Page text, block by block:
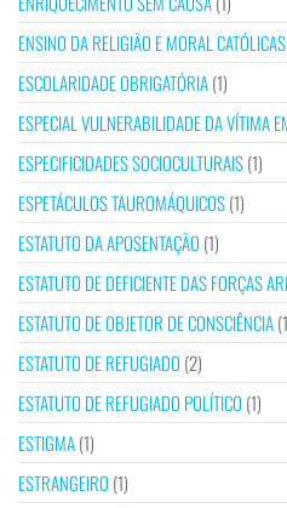
ENSINO DA RELIGIÃO E MORAL CATÓLICAS
ESCOLARIDADE OBRIGATÓRIA(1)
ESPECIAL VULNERABILIDADE DA VÍTIMA
ESPECIFICIDADES SOCIOCULTURAIS(1)
ESPETÁCULOS TAUROMÁQUICOS(1)
ESTATUTO DA APOSENTAÇÃO (1)
ESTATUTO DE DEFICIENTE DAS FORÇAS
ESTATUTO DE OBJETOR DE CONSCIÊNCIA
ESTATUTO DE REFUGIADO (2)
ESTATUTO DE REFUGIADO POLÍTICO (1)
ESTIGMA(1)
ESTRANGEIRO (1)